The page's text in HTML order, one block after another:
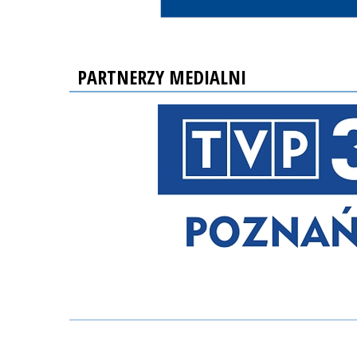
PARTNERZY MEDIALNI